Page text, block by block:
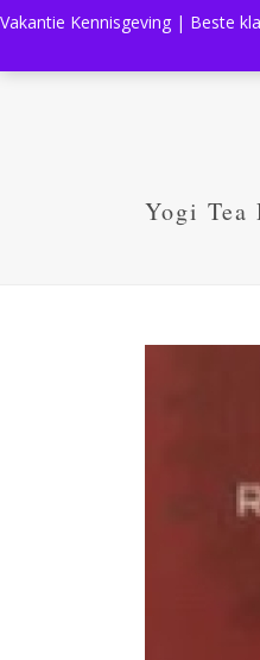
Yogi Tea
Vakantie Kennisgeving | Beste